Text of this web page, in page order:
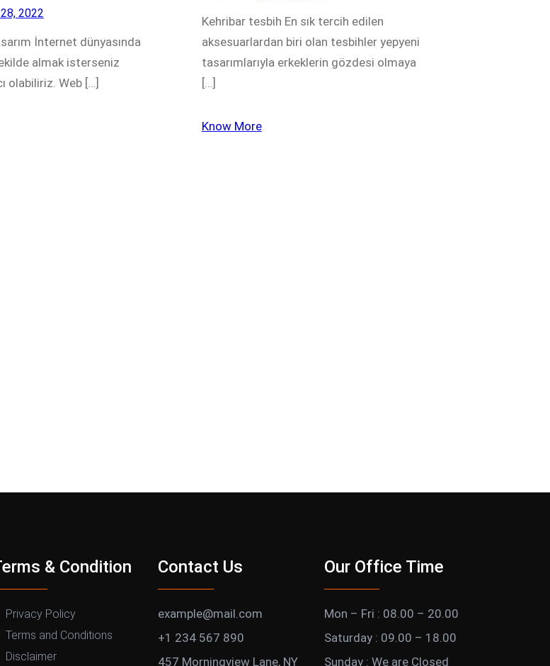
2022
İnternet dünyasında
almak isterseniz
olabiliriz. Web […]
Kehribar tesbih En sık tercih edilen
aksesuarlardan biri olan tesbihler yepyeni
tasarımlarıyla erkeklerin gözdesi olmaya
[…]
Know More
& Condition
Privacy Policy
Terms and Conditions
Disclaimer
Contact Us
example@mail.com
+1 234 567 890
457 Morningview Lane, NY
Our Office Time
Mon – Fri : 08.00 – 20.00
Saturday : 09.00 – 18.00
Sunday : We are Closed